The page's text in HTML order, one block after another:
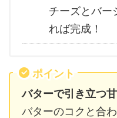
チーズとバー
れば完成！
ポイント
バターで引き立つ
バターのコクと合